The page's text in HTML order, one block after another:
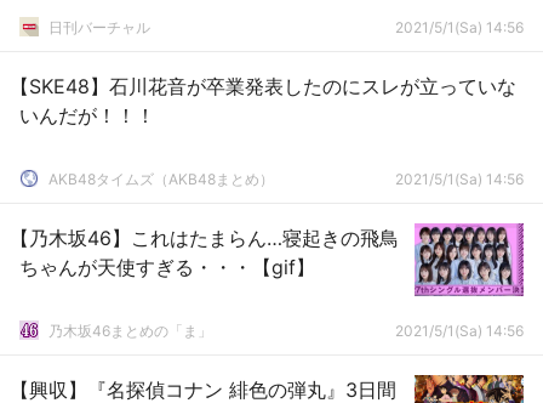
日刊バーチャル 2021/5/1(Sa) 14:56
【SKE48】石川花音が卒業発表したのにスレが立っていな
いんだが！！！
AKB48タイムズ（AKB48まとめ） 2021/5/1(Sa) 14:56
【乃木坂46】これはたまらん…寝起きの飛鳥
ちゃんが天使すぎる・・・【gif】
乃木坂46まとめの「ま」 2021/5/1(Sa) 14:56
【興収】『名探偵コナン 緋色の弾丸』3日間